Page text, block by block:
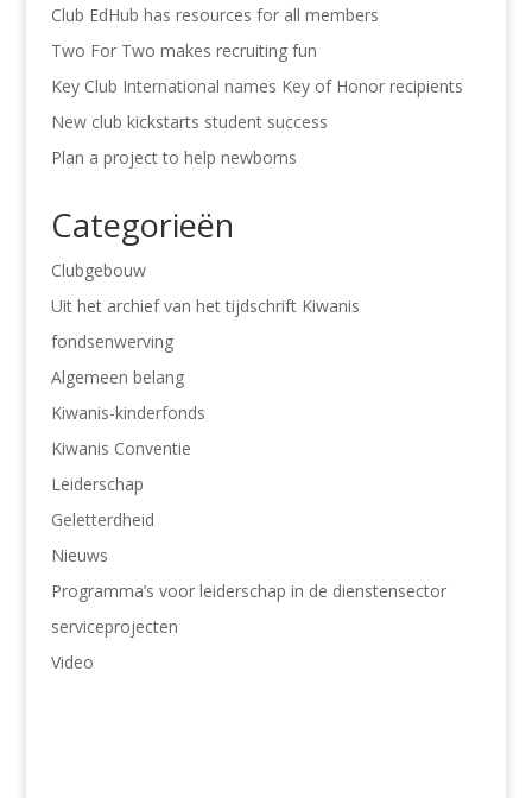
Club EdHub has resources for all members
Two For Two makes recruiting fun
Key Club International names Key of Honor recipients
New club kickstarts student success
Plan a project to help newborns
Categorieën
Clubgebouw
Uit het archief van het tijdschrift Kiwanis
fondsenwerving
Algemeen belang
Kiwanis-kinderfonds
Kiwanis Conventie
Leiderschap
Geletterdheid
Nieuws
Programma’s voor leiderschap in de dienstensector
serviceprojecten
Video